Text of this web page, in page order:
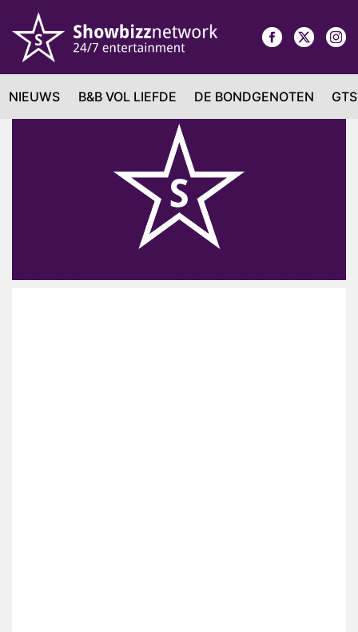
NIEUWS B&B VOL LIEFDE DE BONDGENOTEN